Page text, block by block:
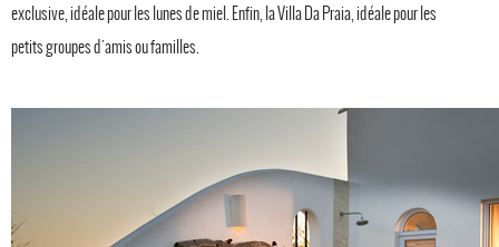
exclusive, idéale pour les lunes de miel. Enfin, la Villa Da Praia, idéale pour les
petits groupes d'amis ou familles.